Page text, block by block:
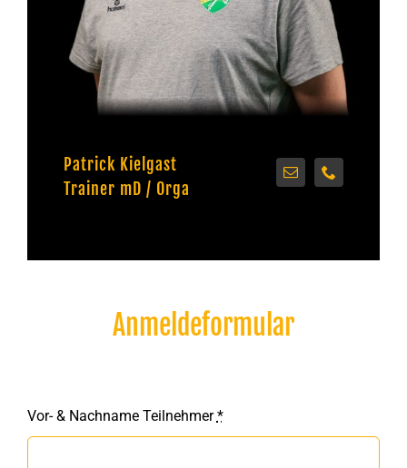
Patrick Kielgast
Trainer mD / Orga
Anmeldeformular
Vor- & Nachname Teilnehmer*